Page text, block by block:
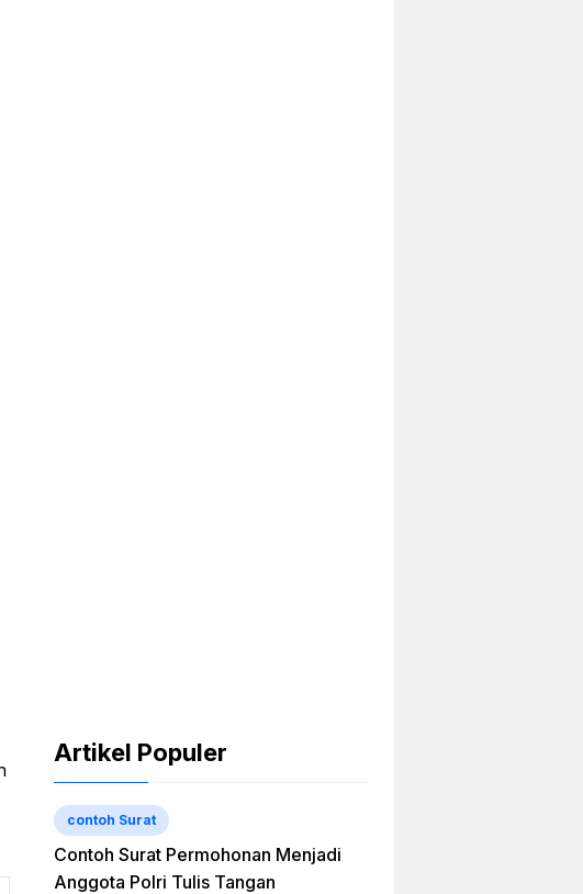
Artikel Populer
contoh Surat
Contoh Surat Permohonan Menjadi
Anggota Polri Tulis Tangan